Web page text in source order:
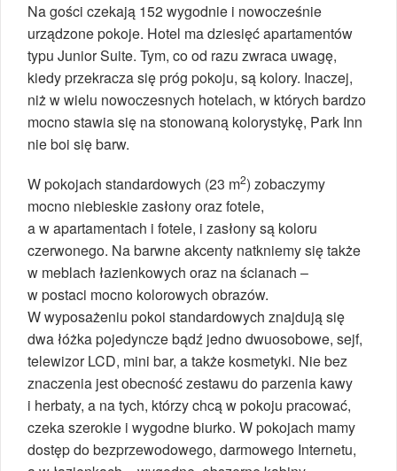
Na gości czekają 152 wygodnie i nowocześnie
urządzone pokoje. Hotel ma dziesięć apartamentów
typu Junior Suite. Tym, co od razu zwraca uwagę,
kiedy przekracza się próg pokoju, są kolory. Inaczej,
niż w wielu nowoczesnych hotelach, w których bardzo
mocno stawia się na stonowaną kolorystykę, Park Inn
nie boi się barw.
W pokojach standardowych (23 m2) zobaczymy
mocno niebieskie zasłony oraz fotele,
a w apartamentach i fotele, i zasłony są koloru
czerwonego. Na barwne akcenty natkniemy się także
w meblach łazienkowych oraz na ścianach –
w postaci mocno kolorowych obrazów.
W wyposażeniu pokoi standardowych znajdują się
dwa łóżka pojedyncze bądź jedno dwuosobowe, sejf,
telewizor LCD, mini bar, a także kosmetyki. Nie bez
znaczenia jest obecność zestawu do parzenia kawy
i herbaty, a na tych, którzy chcą w pokoju pracować,
czeka szerokie i wygodne biurko. W pokojach mamy
dostęp do bezprzewodowego, darmowego Internetu,